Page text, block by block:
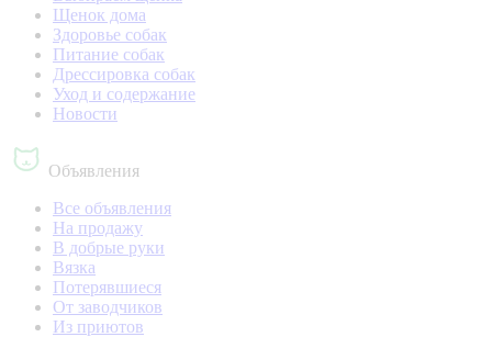
Щенок дома
Здоровье собак
Питание собак
Дрессировка собак
Уход и содержание
Новости
Объявления
Все объявления
На продажу
В добрые руки
Вязка
Потерявшиеся
От заводчиков
Из приютов